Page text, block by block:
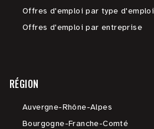
Offres d'emploi par type d'emploi
Offres d'emploi par entreprise
RÉGION
Auvergne-Rhône-Alpes
Bourgogne-Franche-Comté